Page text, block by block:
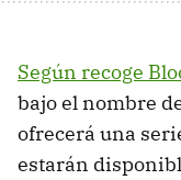
Según recoge
bajo el nombre
ofrecerá una
estarán